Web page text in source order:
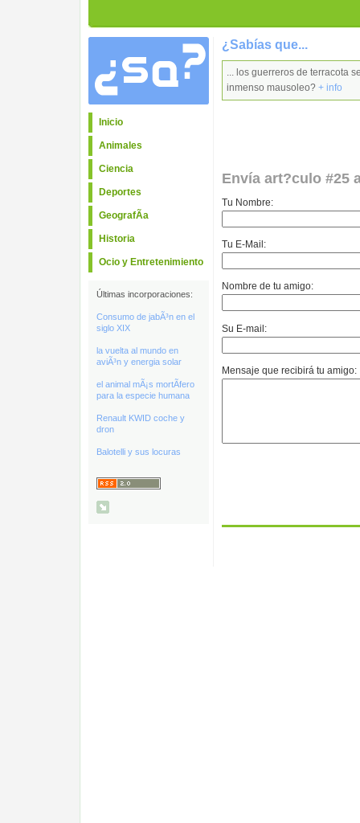
Inicio
Animales
Ciencia
Deportes
GeografÃ­a
Historia
Ocio y Entretenimiento
Últimas incorporaciones:
Consumo de jabÃ³n en el
siglo XIX
la vuelta al mundo en
aviÃ³n y energia solar
el animal mÃ¡s mortÃ­fero
para la especie humana
Renault KWID coche y
dron
Balotelli y sus locuras
¿Sabías que...
... los guerreros de terracota
inmenso mausoleo? + info
Envía art?culo #25
Tu Nombre:
Tu E-Mail:
Nombre de tu amigo:
Su E-mail:
Mensaje que recibirá tu amigo: